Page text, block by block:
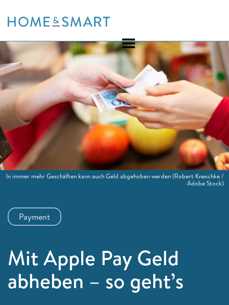
to
Payment
Mit Apple Pay Geld
abheben – so geht’s
In immer mehr Geschäften kann auch Geld abgehoben werden(Robert Kneschke /
Adobe Stock)